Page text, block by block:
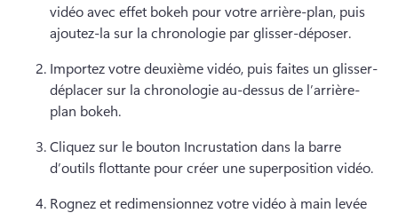
vidéo avec effet bokeh pour votre arrière-plan, puis
ajoutez-la sur la chronologie par glisser-déposer.
Importez votre deuxième vidéo, puis faites un glisser-
déplacer sur la chronologie au-dessus de l’arrière-
plan bokeh.
Cliquez sur le bouton Incrustation dans la barre
d’outils flottante pour créer une superposition vidéo.
Rognez et redimensionnez votre vidéo à main levée